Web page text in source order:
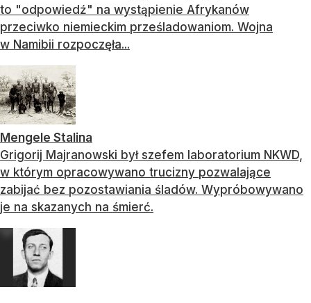
to "odpowiedź" na wystąpienie Afrykanów
przeciwko niemieckim prześladowaniom. Wojna
w Namibii rozpoczęła...
Mengele Stalina
Grigorij Majranowski był szefem laboratorium NKWD,
w którym opracowywano trucizny pozwalające
zabijać bez pozostawiania śladów. Wypróbowywano
je na skazanych na śmierć.